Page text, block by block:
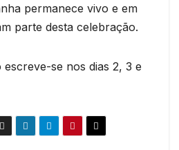
permanece vivo e em
parte desta celebração.
se nos dias 2, 3 e